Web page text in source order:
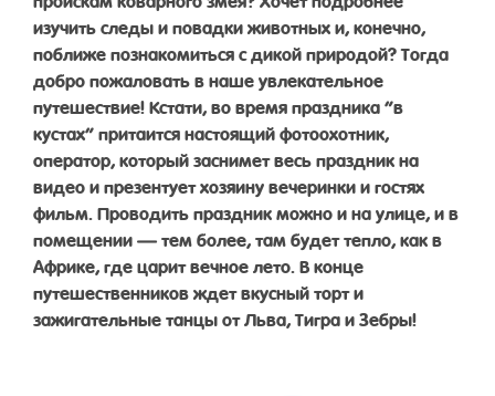
изучить следы и повадки животных и, конечно,
поближе познакомиться с дикой природой? Тогда
добро пожаловать в наше увлекательное
путешествие! Кстати, во время праздника “в
кустах” притаится настоящий фотоохотник,
оператор, который заснимет весь праздник на
видео и презентует хозяину вечеринки и гостях
фильм. Проводить праздник можно и на улице, и в
помещении — тем более, там будет тепло, как в
Африке, где царит вечное лето. В конце
путешественников ждет вкусный торт и
зажигательные танцы от Льва, Тигра и Зебры!